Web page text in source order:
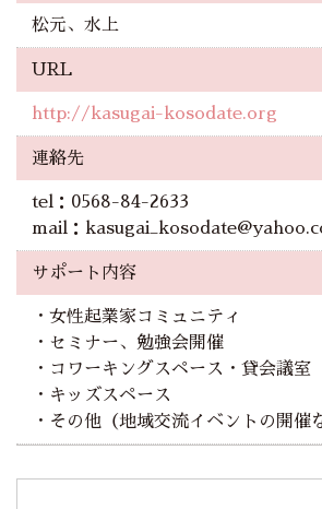
松元、水上
URL
http://kasugai-kosodate.org
連絡先
tel：0568-84-2633
mail：
サポート内容
・女性起業家コミュニティ
・セミナー、勉強会開催
・コワーキングスペース・貸会議室
・キッズスペース
・その他（地域交流イベントの開催